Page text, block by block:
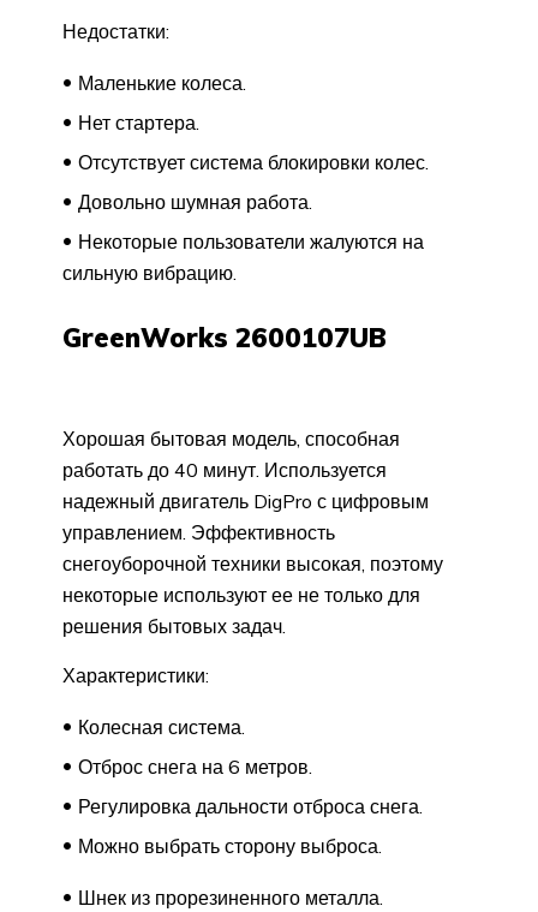
Недостатки:
Маленькие колеса.
Нет стартера.
Отсутствует система блокировки колес.
Довольно шумная работа.
Некоторые пользователи жалуются на
сильную вибрацию.
GreenWorks 2600107UB
Хорошая бытовая модель, способная
работать до 40 минут. Используется
надежный двигатель DigPro с цифровым
управлением. Эффективность
снегоуборочной техники высокая, поэтому
некоторые используют ее не только для
решения бытовых задач.
Характеристики:
Колесная система.
Отброс снега на 6 метров.
Регулировка дальности отброса снега.
Можно выбрать сторону выброса.
Шнек из прорезиненного металла.